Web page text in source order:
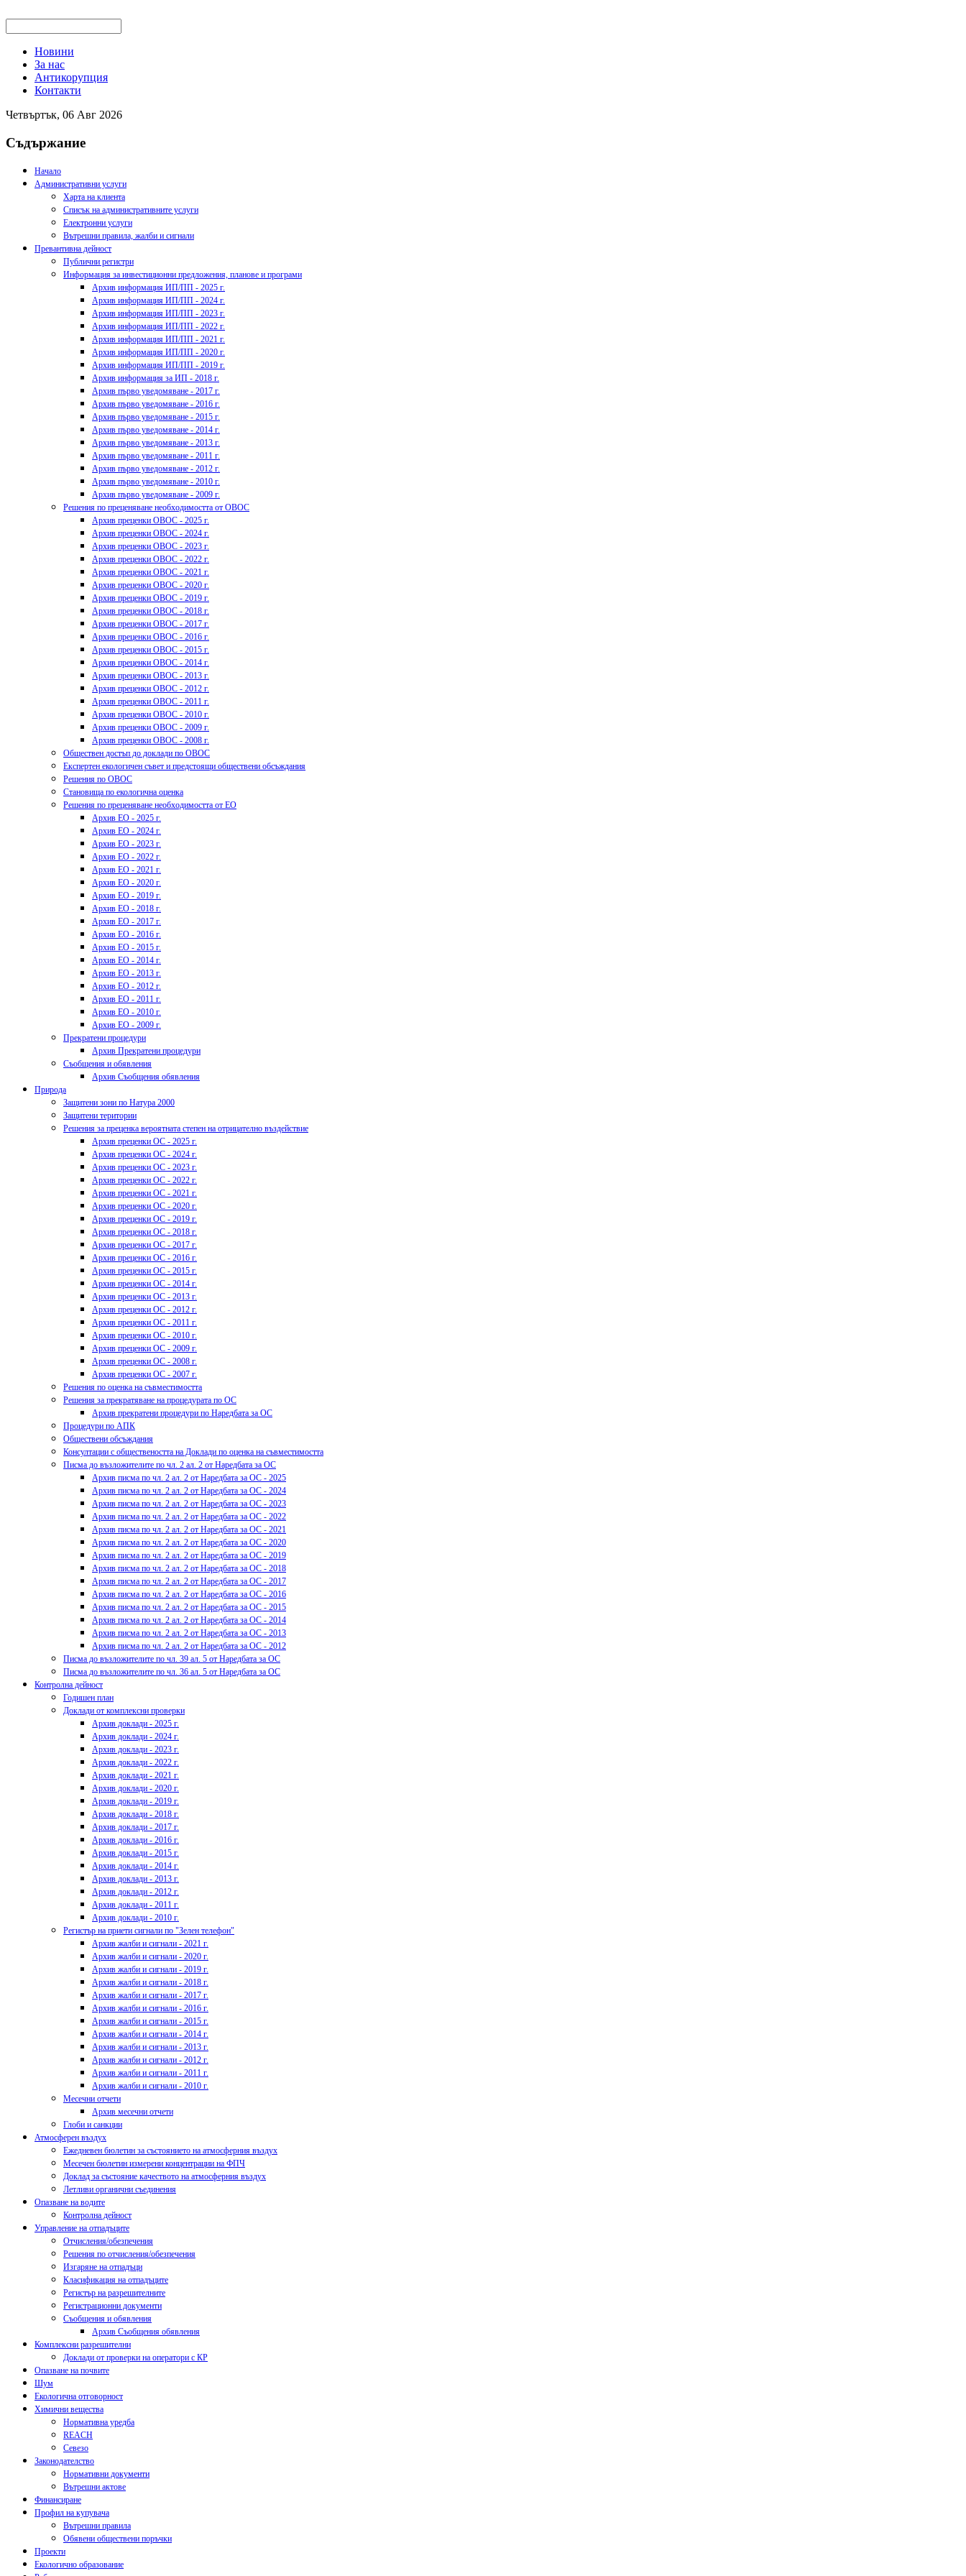
Новини
За нас
Антикорупция
Контакти
Четвъртък, 06 Авг 2026
Съдържание
Начало
Административни услуги
Харта на клиента
Списък на административните услуги
Електронни услуги
Вътрешни правила, жалби и сигнали
Превантивна дейност
Публични регистри
Информация за инвестиционни предложения, планове и програми
Архив информация ИП/ПП - 2025 г.
Архив информация ИП/ПП - 2024 г.
Архив информация ИП/ПП - 2023 г.
Архив информация ИП/ПП - 2022 г.
Архив информация ИП/ПП - 2021 г.
Архив информация ИП/ПП - 2020 г.
Архив информация ИП/ПП - 2019 г.
Архив информация за ИП - 2018 г.
Архив първо уведомяване - 2017 г.
Архив първо уведомяване - 2016 г.
Архив първо уведомяване - 2015 г.
Архив първо уведомяване - 2014 г.
Архив първо уведомяване - 2013 г.
Архив първо уведомяване - 2011 г.
Архив първо уведомяване - 2012 г.
Архив първо уведомяване - 2010 г.
Архив първо уведомяване - 2009 г.
Решения по преценяване необходимостта от ОВОС
Архив преценки ОВОС - 2025 г.
Архив преценки ОВОС - 2024 г.
Архив преценки ОВОС - 2023 г.
Архив преценки ОВОС - 2022 г.
Архив преценки ОВОС - 2021 г.
Архив преценки ОВОС - 2020 г.
Архив преценки ОВОС - 2019 г.
Архив преценки ОВОС - 2018 г.
Архив преценки ОВОС - 2017 г.
Архив преценки ОВОС - 2016 г.
Архив преценки ОВОС - 2015 г.
Архив преценки ОВОС - 2014 г.
Архив преценки ОВОС - 2013 г.
Архив преценки ОВОС - 2012 г.
Архив преценки ОВОС - 2011 г.
Архив преценки ОВОС - 2010 г.
Архив преценки ОВОС - 2009 г.
Архив преценки ОВОС - 2008 г.
Обществен достъп до доклади по ОВОС
Експертен екологичен съвет и предстоящи обществени обсъждания
Решения по ОВОС
Становища по екологична оценка
Решения по преценяване необходимостта от ЕО
Архив ЕО - 2025 г.
Архив ЕО - 2024 г.
Архив ЕО - 2023 г.
Архив ЕО - 2022 г.
Архив ЕО - 2021 г.
Архив ЕО - 2020 г.
Архив ЕО - 2019 г.
Архив ЕО - 2018 г.
Архив ЕО - 2017 г.
Архив ЕО - 2016 г.
Архив ЕО - 2015 г.
Архив ЕО - 2014 г.
Архив ЕО - 2013 г.
Архив ЕО - 2012 г.
Архив ЕО - 2011 г.
Архив ЕО - 2010 г.
Архив ЕО - 2009 г.
Прекратени процедури
Архив Прекратени процедури
Съобщения и обявления
Архив Съобщения обявления
Природа
Защитени зони по Натура 2000
Защитени територии
Решения за преценка вероятната степен на отрицателно въздействие
Архив преценки ОС - 2025 г.
Архив преценки ОС - 2024 г.
Архив преценки ОС - 2023 г.
Архив преценки ОС - 2022 г.
Архив преценки ОС - 2021 г.
Архив преценки ОС - 2020 г.
Архив преценки ОС - 2019 г.
Архив преценки ОС - 2018 г.
Архив преценки ОС - 2017 г.
Архив преценки ОС - 2016 г.
Архив преценки ОС - 2015 г.
Архив преценки ОС - 2014 г.
Архив преценки ОС - 2013 г.
Архив преценки ОС - 2012 г.
Архив преценки ОС - 2011 г.
Архив преценки ОС - 2010 г.
Архив преценки ОС - 2009 г.
Архив преценки ОС - 2008 г.
Архив преценки ОС - 2007 г.
Решения по оценка на съвместимостта
Решения за прекратяване на процедурата по ОС
Архив прекратени процедури по Наредбата за ОС
Процедури по АПК
Обществени обсъждания
Консултации с обществеността на Доклади по оценка на съвместимостта
Писма до възложителите по чл. 2 ал. 2 от Наредбата за ОС
Архив писма по чл. 2 ал. 2 от Наредбата за ОС - 2025
Архив писма по чл. 2 ал. 2 от Наредбата за ОС - 2024
Архив писма по чл. 2 ал. 2 от Наредбата за ОС - 2023
Архив писма по чл. 2 ал. 2 от Наредбата за ОС - 2022
Архив писма по чл. 2 ал. 2 от Наредбата за ОС - 2021
Архив писма по чл. 2 ал. 2 от Наредбата за ОС - 2020
Архив писма по чл. 2 ал. 2 от Наредбата за ОС - 2019
Архив писма по чл. 2 ал. 2 от Наредбата за ОС - 2018
Архив писма по чл. 2 ал. 2 от Наредбата за ОС - 2017
Архив писма по чл. 2 ал. 2 от Наредбата за ОС - 2016
Архив писма по чл. 2 ал. 2 от Наредбата за ОС - 2015
Архив писма по чл. 2 ал. 2 от Наредбата за ОС - 2014
Архив писма по чл. 2 ал. 2 от Наредбата за ОС - 2013
Архив писма по чл. 2 ал. 2 от Наредбата за ОС - 2012
Писма до възложителите по чл. 39 ал. 5 от Наредбата за ОС
Писма до възложителите по чл. 36 ал. 5 от Наредбата за ОС
Контролна дейност
Годишен план
Доклади от комплексни проверки
Архив доклади - 2025 г.
Архив доклади - 2024 г.
Архив доклади - 2023 г.
Архив доклади - 2022 г.
Архив доклади - 2021 г.
Архив доклади - 2020 г.
Архив доклади - 2019 г.
Архив доклади - 2018 г.
Архив доклади - 2017 г.
Архив доклади - 2016 г.
Архив доклади - 2015 г.
Архив доклади - 2014 г.
Архив доклади - 2013 г.
Архив доклади - 2012 г.
Архив доклади - 2011 г.
Архив доклади - 2010 г.
Регистър на приети сигнали по "Зелен телефон"
Архив жалби и сигнали - 2021 г.
Архив жалби и сигнали - 2020 г.
Архив жалби и сигнали - 2019 г.
Архив жалби и сигнали - 2018 г.
Архив жалби и сигнали - 2017 г.
Архив жалби и сигнали - 2016 г.
Архив жалби и сигнали - 2015 г.
Архив жалби и сигнали - 2014 г.
Архив жалби и сигнали - 2013 г.
Архив жалби и сигнали - 2012 г.
Архив жалби и сигнали - 2011 г.
Архив жалби и сигнали - 2010 г.
Месечни отчети
Архив месечни отчети
Глоби и санкции
Атмосферен въздух
Ежедневен бюлетин за състоянието на атмосферния въздух
Месечен бюлетин измерени концентрации на ФПЧ
Доклад за състояние качеството на атмосферния въздух
Летливи органични съединения
Опазване на водите
Контролна дейност
Управление на отпадъците
Отчисления/обезпечения
Решения по отчисления/обезпечения
Изгаряне на отпадъци
Класификация на отпадъците
Регистър на разрешителните
Регистрационни документи
Съобщения и обявления
Архив Съобщения обявления
Комплексни разрешителни
Доклади от проверки на оператори с КР
Опазване на почвите
Шум
Екологична отговорност
Химични вещества
Нормативна уредба
REACH
Севезо
Законодателство
Нормативни документи
Вътрешни актове
Финансиране
Профил на купувача
Вътрешни правила
Обявени обществени поръчки
Проекти
Екологично образование